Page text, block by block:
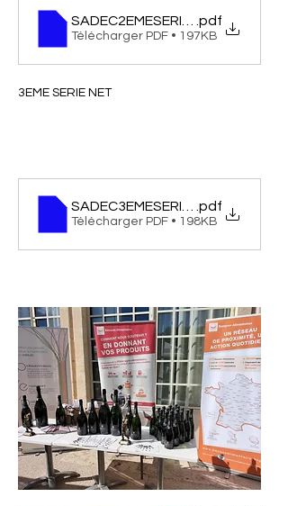
SADEC2EMESERIENET
.pdf
Télécharger PDF • 197KB
3EME SERIE NET
SADEC3EMESERIENET
.pdf
Télécharger PDF • 198KB